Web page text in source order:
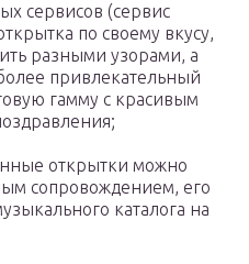
сервисов (сервис
по своему вкусу,
разными узорами, а
привлекательный
гамму с красивым
открытки можно
сопровождением, его
каталога на